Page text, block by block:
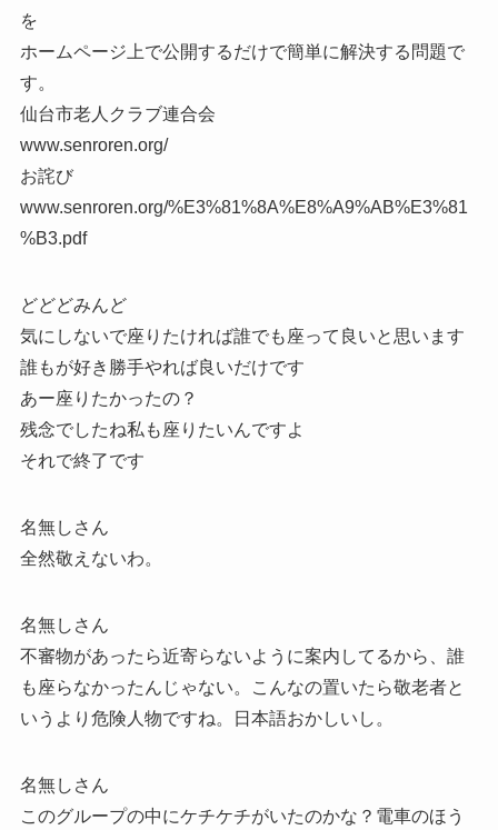
を
ホームページ上で公開するだけで簡単に解決する問題で
す。
仙台市老人クラブ連合会
www.senroren.org/
お詫び
www.senroren.org/%E3%81%8A%E8%A9%AB%E3%81
%B3.pdf
どどどみんど
気にしないで座りたければ誰でも座って良いと思います
誰もが好き勝手やれば良いだけです
あー座りたかったの？
残念でしたね私も座りたいんですよ
それで終了です
名無しさん
全然敬えないわ。
名無しさん
不審物があったら近寄らないように案内してるから、誰
も座らなかったんじゃない。こんなの置いたら敬老者と
いうより危険人物ですね。日本語おかしいし。
名無しさん
このグループの中にケチケチがいたのかな？電車のほう